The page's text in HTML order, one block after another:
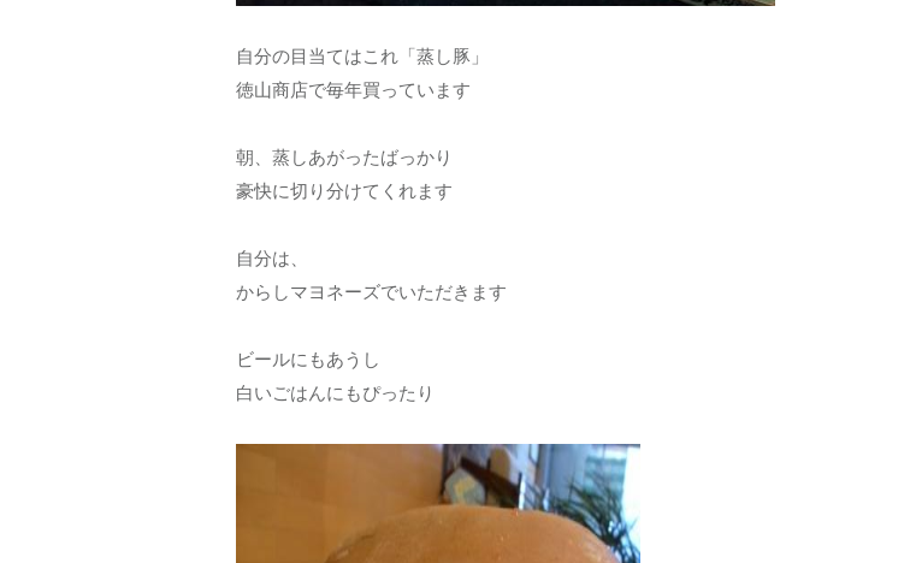
自分の目当てはこれ「蒸し豚」
徳山商店で毎年買っています
朝、蒸しあがったばっかり
豪快に切り分けてくれます
自分は、
からしマヨネーズでいただきます
ビールにもあうし
白いごはんにもぴったり